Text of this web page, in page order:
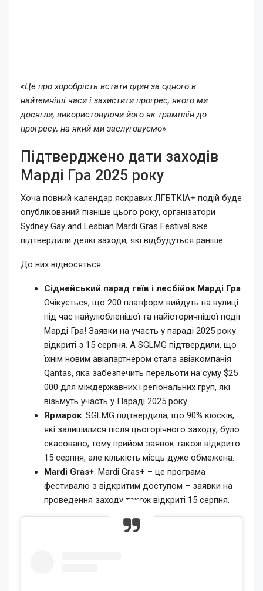
«Це про хоробрість встати один за одного в
найтемніші часи і захистити прогрес, якого ми
досягли, використовуючи його як трамплін до
прогресу, на який ми заслуговуємо».
Підтверджено дати заходів
Марді Гра 2025 року
Хоча повний календар яскравих ЛГБТКІА+ подій буде
опублікований пізніше цього року, організатори
Sydney Gay and Lesbian Mardi Gras Festival вже
підтвердили деякі заходи, які відбудуться раніше.
До них відносяться:
Сіднейський парад геїв і лесбійок Марді Гра.
Очікується, що 200 платформ вийдуть на вулиці
під час найулюбленішої та найісторичнішої події
Марді Гра! Заявки на участь у параді 2025 року
відкриті з 15 серпня. А SGLMG підтвердили, що
їхнім новим авіапартнером стала авіакомпанія
Qantas, яка забезпечить перельоти на суму $25
000 для міждержавних і регіональних груп, які
візьмуть участь у Параді 2025 року.
Ярмарок. SGLMG підтвердила, що 90% кіосків,
які залишилися після цьогорічного заходу, було
скасовано, тому прийом заявок також відкрито
15 серпня, але кількість місць дуже обмежена.
Mardi Gras+. Mardi Gras+ – це програма
фестивалю з відкритим доступом – заявки на
проведення заходу також відкриті 15 серпня.